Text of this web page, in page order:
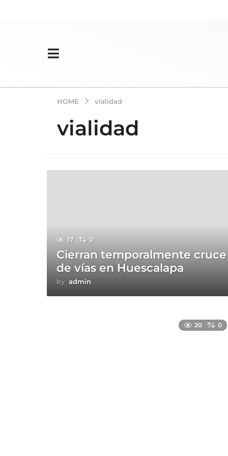
HOME vialidad
vialidad
17 0
Cierran temporalmente cruce
de vías en Huescalapa
by admin
20 0